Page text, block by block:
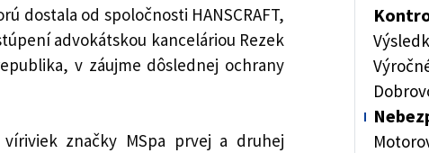
dostala od spoločnosti HANSCRAFT,
advokátskou kanceláriou Rezek
v záujme dôslednej ochrany
značky MSpa prvej a druhej